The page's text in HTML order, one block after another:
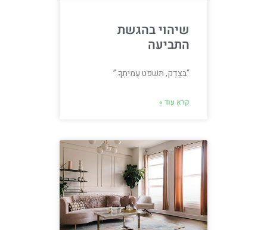
שיהוי בהגשת
התביעה
“בְּצֶדֶק, תִּשְׁפֹּט עֲמִיתֶךָ.”
קרא עוד »